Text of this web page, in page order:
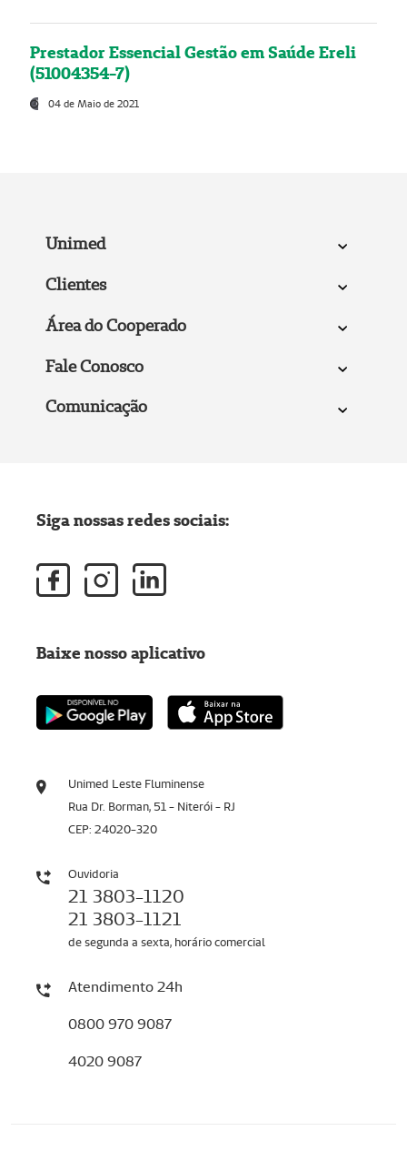
Prestador Essencial Gestão em Saúde Ereli
(51004354-7)
04 de Maio de 2021
Unimed
Clientes
Área do Cooperado
Fale Conosco
Comunicação
Unimed Leste Fluminense
Rua Dr. Borman, 51 - Niterói - RJ
CEP: 24020-320
Ouvidoria
21 3803-1120
21 3803-1121
de segunda a sexta, horário comercial
Atendimento 24h
0800 970 9087
4020 9087
Siga nossas redes sociais:
Baixe nosso aplicativo